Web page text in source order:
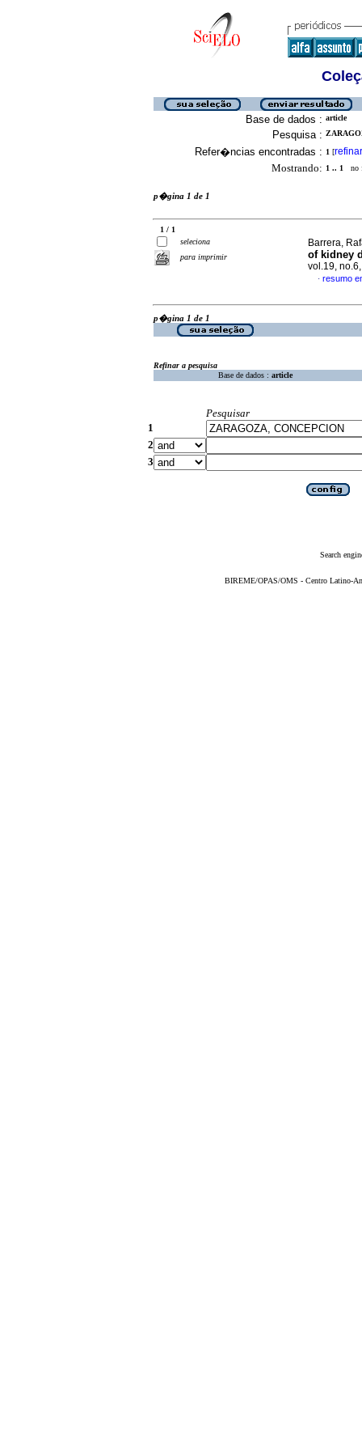
Base de dados : article
Pesquisa :
Refer�ncias encontradas : 1 [refinar
Mostrando: 1 .. 1 no
p�gina 1 de 1
1 / 1
seleciona
para imprimir
Barrera,
of kidney
vol.19,
· resumo
p�gina 1 de 1
Refinar a pesquisa
Base de dados : article
Pesquisar
1
2
3
Search
BIREME/OPAS/OMS - Centro Latino-